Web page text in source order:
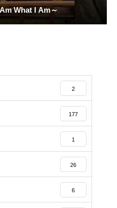
What I Am～
2
177
1
26
6